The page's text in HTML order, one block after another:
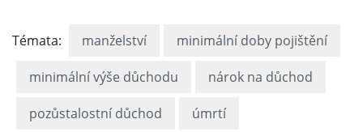
Témata: manželství minimální doby pojištění
minimální výše důchodu nárok na důchod
pozůstalostní důchod úmrtí